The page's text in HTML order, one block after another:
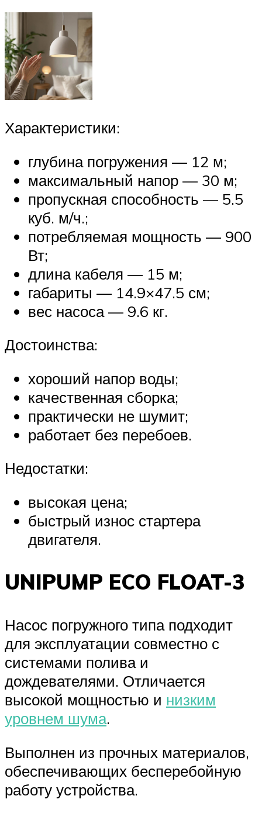
Характеристики:
глубина погружения — 12 м;
максимальный напор — 30 м;
пропускная способность — 5.5
куб. м/ч.;
потребляемая мощность — 900
Вт;
длина кабеля — 15 м;
габариты — 14.9×47.5 см;
вес насоса — 9.6 кг.
Достоинства:
хороший напор воды;
качественная сборка;
практически не шумит;
работает без перебоев.
Недостатки:
высокая цена;
быстрый износ стартера
двигателя.
UNIPUMP ECO FLOAT-3
Насос погружного типа подходит
для эксплуатации совместно с
системами полива и
дождевателями. Отличается
высокой мощностью и низким
уровнем шума.
Выполнен из прочных материалов,
обеспечивающих бесперебойную
работу устройства.